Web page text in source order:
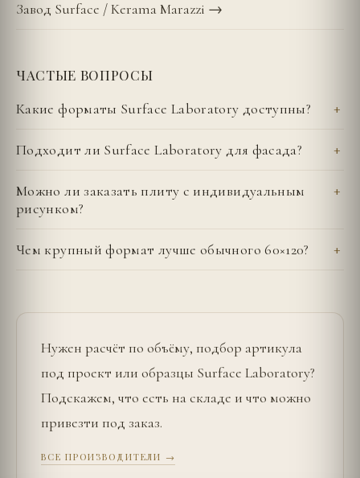
Завод Surface / Kerama Marazzi →
ЧАСТЫЕ ВОПРОСЫ
Какие форматы Surface Laboratory доступны?
Подходит ли Surface Laboratory для фасада?
Можно ли заказать плиту с индивидуальным
рисунком?
Чем крупный формат лучше обычного 60×120?
Нужен расчёт по объёму, подбор артикула
под проект или образцы Surface Laboratory?
Подскажем, что есть на складе и что можно
привезти под заказ.
ВСЕ ПРОИЗВОДИТЕЛИ →